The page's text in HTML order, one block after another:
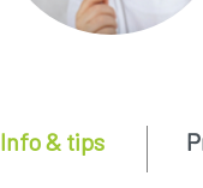
Info & tips